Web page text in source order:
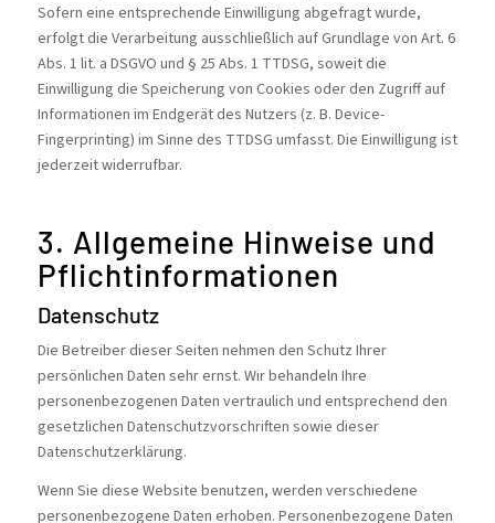
Sofern eine entsprechende Einwilligung abgefragt wurde,
erfolgt die Verarbeitung ausschließlich auf Grundlage von Art. 6
Abs. 1 lit. a DSGVO und § 25 Abs. 1 TTDSG, soweit die
Einwilligung die Speicherung von Cookies oder den Zugriff auf
Informationen im Endgerät des Nutzers (z. B. Device-
Fingerprinting) im Sinne des TTDSG umfasst. Die Einwilligung ist
jederzeit widerrufbar.
3. Allgemeine Hinweise und
Pflicht­informationen
Datenschutz
Die Betreiber dieser Seiten nehmen den Schutz Ihrer
persönlichen Daten sehr ernst. Wir behandeln Ihre
personenbezogenen Daten vertraulich und entsprechend den
gesetzlichen Datenschutzvorschriften sowie dieser
Datenschutzerklärung.
Wenn Sie diese Website benutzen, werden verschiedene
personenbezogene Daten erhoben. Personenbezogene Daten